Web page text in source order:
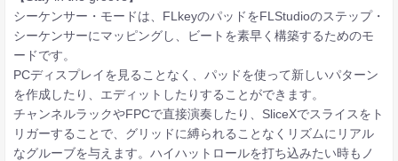
シーケンサー・モードは、FLkeyのパッドをFLStudioのステップ・
シーケンサーにマッピングし、ビートを素早く構築するためのモ
ードです。
PCディスプレイを見ることなく、パッドを使って新しいパターン
を作成したり、エディットしたりすることができます。
チャンネルラックやFPCで直接演奏したり、SliceXでスライスをト
リガーすることで、グリッドに縛られることなくリズムにリアル
なグルーブを与えます。ハイハットロールを打ち込みたい時もノ